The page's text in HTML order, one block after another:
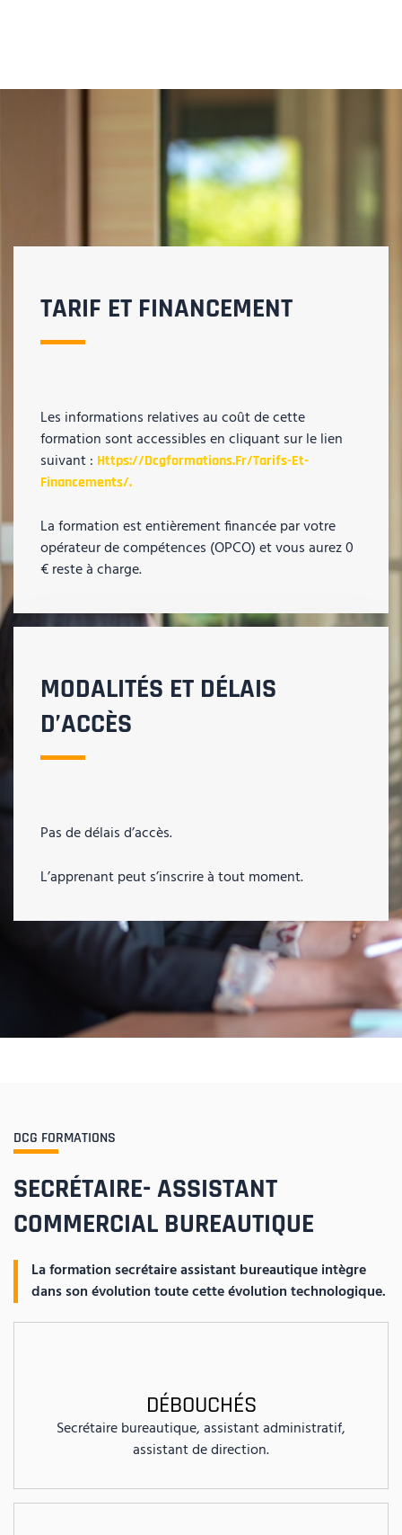
TARIF ET FINANCEMENT
Les informations relatives au coût de cette
formation sont accessibles en cliquant sur le lien
suivant : Https://dcgformations.fr/tarifs-Et-
Financements/.
La formation est entièrement financée par votre
opérateur de compétences (OPCO) et vous aurez 0
€ reste à charge.
MODALITÉS ET DÉLAIS
D’ACCÈS
Pas de délais d’accès.
L’apprenant peut s’inscrire à tout moment.
DCG FORMATIONS
SECRÉTAIRE- ASSISTANT
COMMERCIAL BUREAUTIQUE
La formation secrétaire assistant bureautique intègre
dans son évolution toute cette évolution technologique.
DÉBOUCHÉS
Secrétaire bureautique, assistant administratif,
assistant de direction.